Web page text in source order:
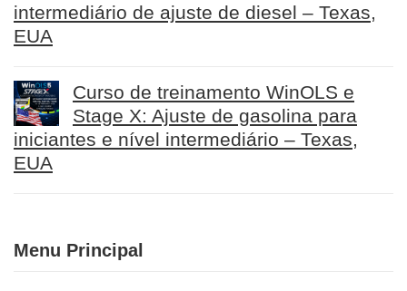
intermediário de ajuste de diesel – Texas,
EUA
Curso de treinamento WinOLS e
Stage X: Ajuste de gasolina para
iniciantes e nível intermediário – Texas,
EUA
Menu Principal